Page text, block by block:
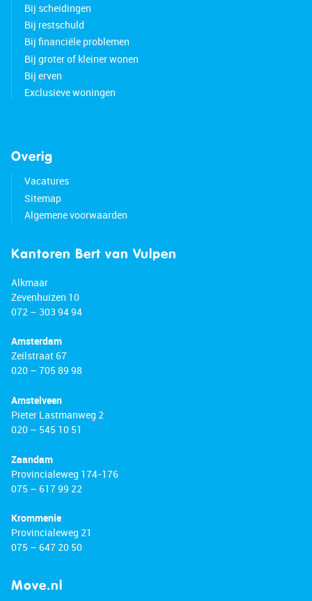
Bij scheidingen
Bij restschuld
Bij financiële problemen
Bij groter of kleiner wonen
Bij erven
Exclusieve woningen
Overig
Vacatures
Sitemap
Algemene voorwaarden
Kantoren Bert van Vulpen
Alkmaar
Zevenhuizen 10
072 – 303 94 94
Amsterdam
Zeilstraat 67
020 – 705 89 98
Amstelveen
Pieter Lastmanweg 2
020 – 545 10 51
Zaandam
Provincialeweg 174-176
075 – 617 99 22
Krommenie
Provincialeweg 21
075 – 647 20 50
Move.nl